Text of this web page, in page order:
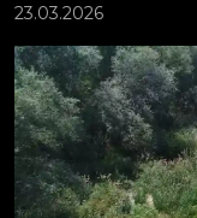
23.03.2026